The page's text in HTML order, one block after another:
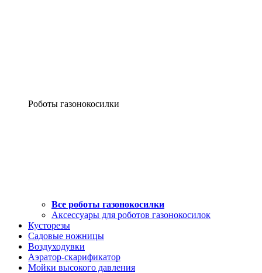
Роботы газонокосилки
Все роботы газонокосилки
Аксессуары для роботов газонокосилок
Кусторезы
Садовые ножницы
Воздуходувки
Аэратор-скарификатор
Мойки высокого давления